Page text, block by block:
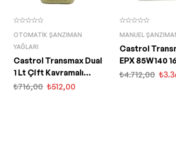
OTOMATIK ŞANZIMAN
YAĞLARI
Castrol Transmax Dual
1 Lt Çift Kavramalı
Şanzıman Yağı
₺716,00 ₺512,00
MANUEL
Castrol
EPX 85W140
Şanzıman Yağı
₺4.712,00 ₺